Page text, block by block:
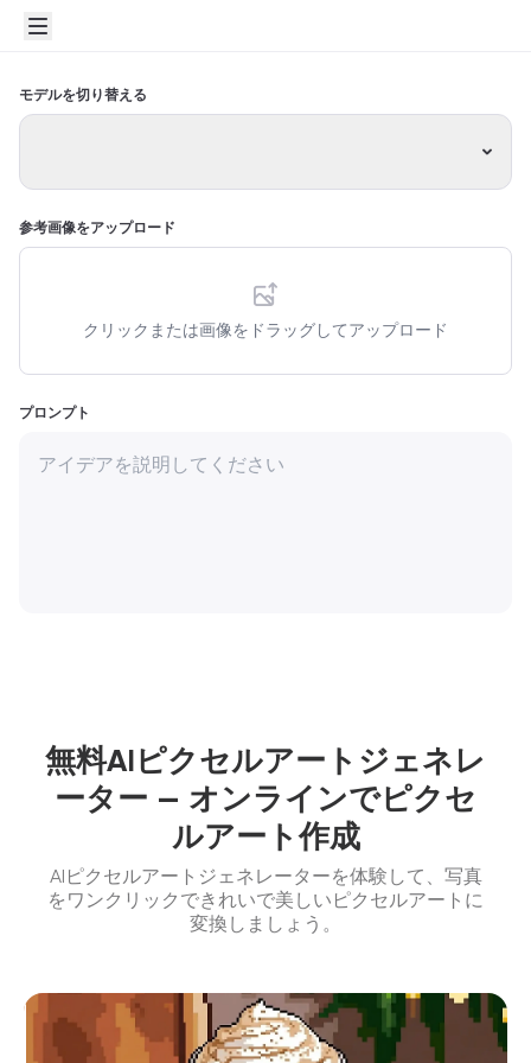
モデルを切り替える
参考画像をアップロード
クリックまたは画像をドラッグしてアップロード
プロンプト
無料AIピクセルアートジェネレ
ーター — オンラインでピクセ
ルアート作成
AIピクセルアートジェネレーターを体験して、写真
をワンクリックできれいで美しいピクセルアートに
変換しましょう。